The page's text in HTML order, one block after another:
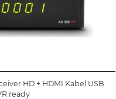
HD + HDMI Kabel USB
ready